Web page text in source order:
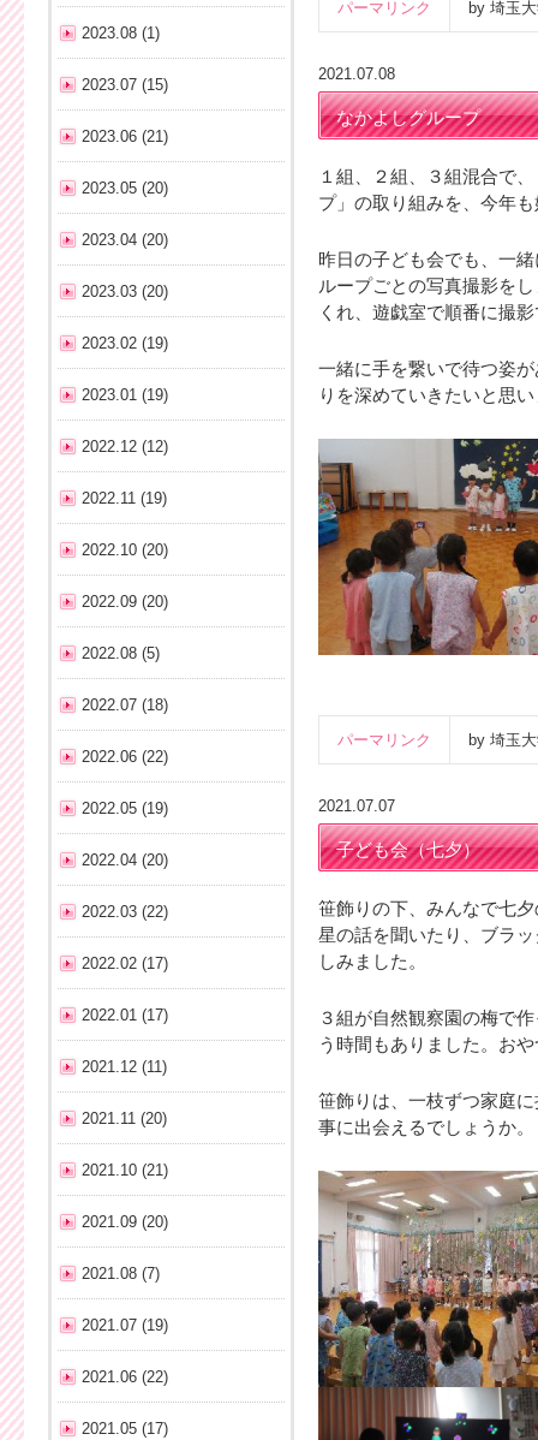
パーマリンク by 埼玉
2021.07.08
なかよしグループ
１組、２組、３組混合で
プ」の取り組みを、今年
昨日の子ども会でも、一
ループごとの写真撮影を
くれ、遊戯室で順番に撮
一緒に手を繋いで待つ姿
りを深めていきたいと思
パーマリンク by 埼玉
2021.07.07
子ども会（七夕）
笹飾りの下、みんなで七
星の話を聞いたり、ブラ
しみました。
３組が自然観察園の梅で
う時間もありました。お
笹飾りは、一枝ずつ家庭
事に出会えるでしょうか。
2023.08 (1)
2023.07 (15)
2023.06 (21)
2023.05 (20)
2023.04 (20)
2023.03 (20)
2023.02 (19)
2023.01 (19)
2022.12 (12)
2022.11 (19)
2022.10 (20)
2022.09 (20)
2022.08 (5)
2022.07 (18)
2022.06 (22)
2022.05 (19)
2022.04 (20)
2022.03 (22)
2022.02 (17)
2022.01 (17)
2021.12 (11)
2021.11 (20)
2021.10 (21)
2021.09 (20)
2021.08 (7)
2021.07 (19)
2021.06 (22)
2021.05 (17)